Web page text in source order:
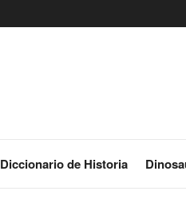
Diccionario de Historia